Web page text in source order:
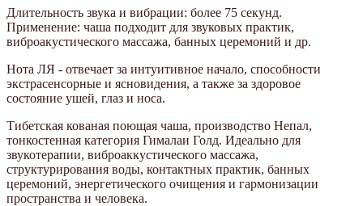
Длительность звука и вибрации: более 75 секунд.
Применение: чаша подходит для звуковых практик,
виброакустического массажа, банных церемоний и др.
Нота ЛЯ - отвечает за интуитивное начало, способности
экстрасенсорные и ясновидения, а также за здоровое
состояние ушей, глаз и носа.
Тибетская кованая поющая чаша, производство Непал,
тонкостенная категория Гималаи Голд. Идеально для
звукотерапии, виброаккустического массажа,
структурирования воды, контактных практик, банных
церемоний, энергетического очищения и гармонизации
пространства и человека.